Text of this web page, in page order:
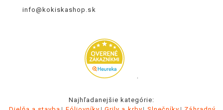
info@kokiskashop.sk
.
Najhľadanejšie kategórie: